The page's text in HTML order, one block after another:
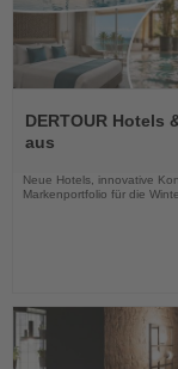
Sie
die
DERTOUR
aus
Neue Hotels, innovative
Markenportfolio für die